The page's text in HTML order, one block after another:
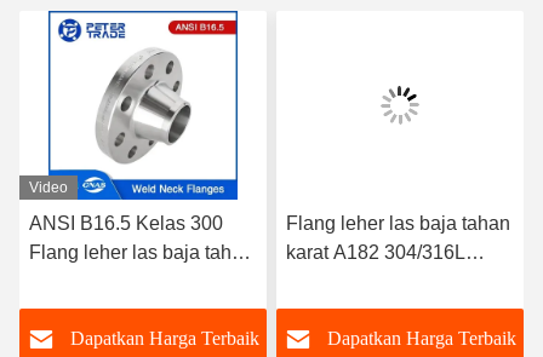
Video
ANSI B16.5 Kelas 300
Flang leher las baja tahan
WNRF Wajah yang
ditinggikan dan Wajah
Dapatkan Harga Terbaik
Flang leher las baja tahan
karat A182 304/316L
Wajah Datar ANSI B16.5
Kelas 150Dapatkan Harga Terbaik